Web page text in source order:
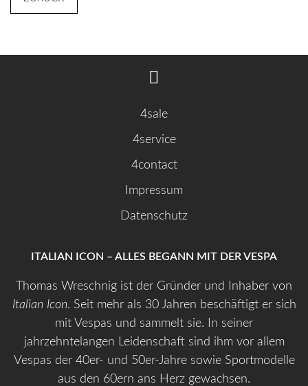
4sale
4service
4contact
Impressum
Datenschutz
ITALIAN ICON – ALLES BEGANN MIT DER VESPA
Thomas Wreschnig ist der Gründer und Inhaber von
Italian Icon. Seit mehr als 30 Jahren beschäftigt er sich
mit Vespas und sammelt sie. In seiner
jahrzehntelangen Leidenschaft sind ihm vor allem
Vespas der 40er- und 50er-Jahre sowie Sportmodelle
aus den 60ern ans Herz gewachsen.